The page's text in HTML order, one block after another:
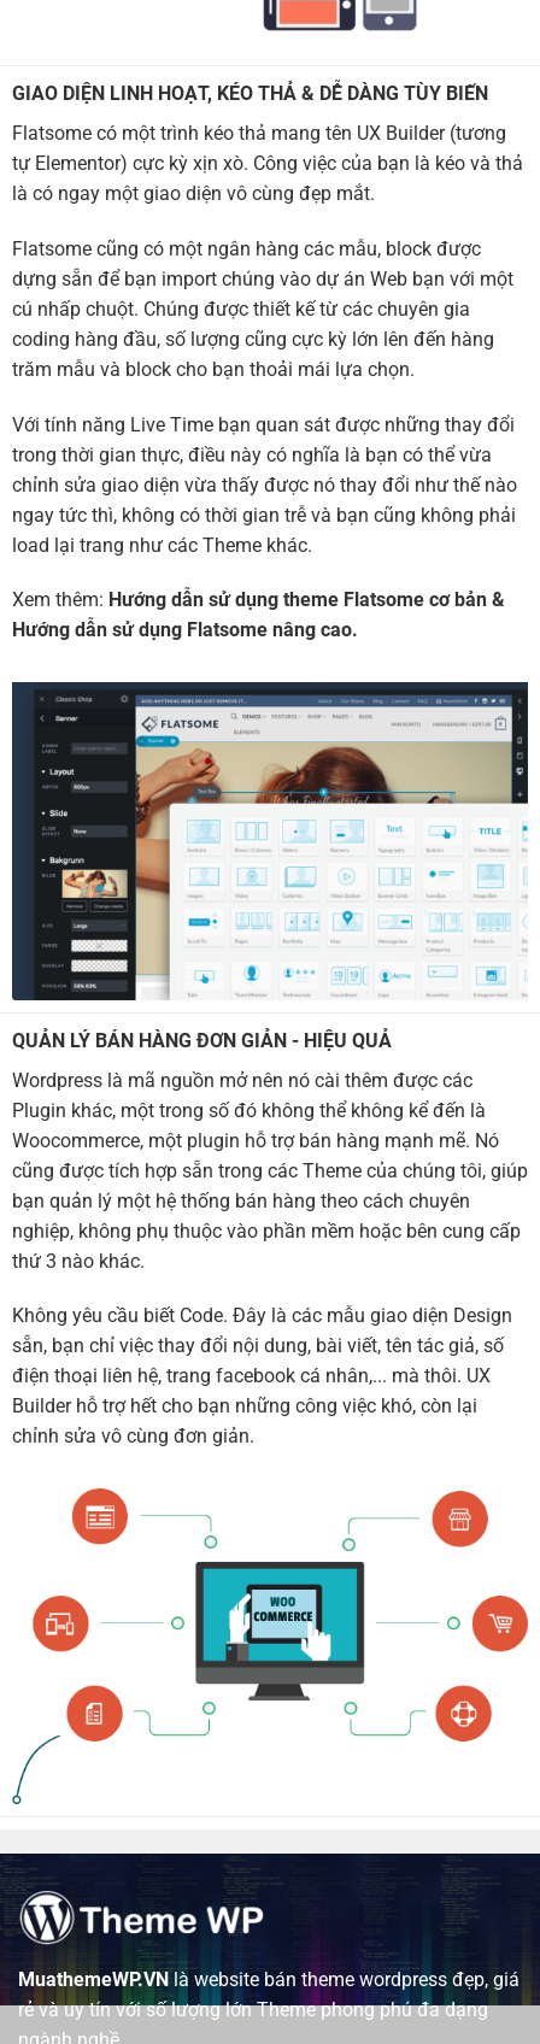
GIAO DIỆN LINH HOẠT, KÉO THẢ & DỄ DÀNG TÙY BIẾN
Flatsome có một trình kéo thả mang tên UX Builder (tương
tự Elementor) cực kỳ xịn xò. Công việc của bạn là kéo và thả
là có ngay một giao diện vô cùng đẹp mắt.
Flatsome cũng có một ngân hàng các mẫu, block được
dựng sẵn để bạn import chúng vào dự án Web bạn với một
cú nhấp chuột. Chúng được thiết kế từ các chuyên gia
coding hàng đầu, số lượng cũng cực kỳ lớn lên đến hàng
trăm mẫu và block cho bạn thoải mái lựa chọn.
Với tính năng Live Time bạn quan sát được những thay đổi
trong thời gian thực, điều này có nghĩa là bạn có thể vừa
chỉnh sửa giao diện vừa thấy được nó thay đổi như thế nào
ngay tức thì, không có thời gian trễ và bạn cũng không phải
load lại trang như các Theme khác.
Xem thêm: Hướng dẫn sử dụng theme Flatsome cơ bản &
Hướng dẫn sử dụng Flatsome nâng cao.
QUẢN LÝ BÁN HÀNG ĐƠN GIẢN - HIỆU QUẢ
Wordpress là mã nguồn mở nên nó cài thêm được các
Plugin khác, một trong số đó không thể không kể đến là
Woocommerce, một plugin hỗ trợ bán hàng mạnh mẽ. Nó
cũng được tích hợp sẵn trong các Theme của chúng tôi, giúp
bạn quản lý một hệ thống bán hàng theo cách chuyên
nghiệp, không phụ thuộc vào phần mềm hoặc bên cung cấp
thứ 3 nào khác.
Không yêu cầu biết Code. Đây là các mẫu giao diện Design
sẵn, bạn chỉ việc thay đổi nội dung, bài viết, tên tác giả, số
điện thoại liên hệ, trang facebook cá nhân,... mà thôi. UX
Builder hỗ trợ hết cho bạn những công việc khó, còn lại
chỉnh sửa vô cùng đơn giản.
MuathemeWP.VNlà website bán theme wordpress đẹp, giá
rẻ và uy tín với số lượng lớn Theme phong phú đa dạng